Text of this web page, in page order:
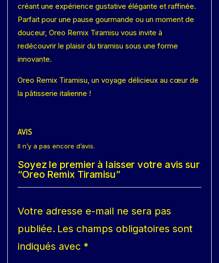
créant une expérience gustative élégante et raffinée.
Parfait pour une pause gourmande ou un moment de
douceur, Oreo Remix Tiramisu vous invite à
redécouvrir le plaisir du tiramisu sous une forme
innovante.
Oreo Remix Tiramisu, un voyage délicieux au cœur de
la pâtisserie italienne !
AVIS
Il n’y a pas encore d’avis.
Soyez le premier à laisser votre avis sur
“Oreo Remix Tiramisu”
Votre adresse e-mail ne sera pas
publiée. Les champs obligatoires sont
indiqués avec *